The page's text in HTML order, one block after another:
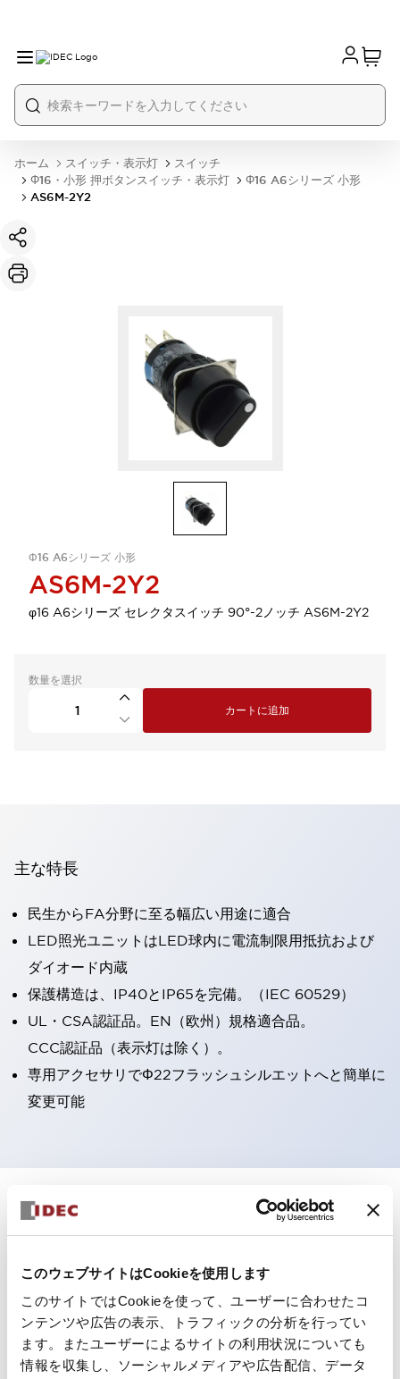
このウェブサイトはCookieを使用します
このサイトではCookieを使って、ユーザーに合わせたコ
ンテンツや広告の表示、トラフィックの分析を行ってい
ます。またユーザーによるサイトの利用状況についても
情報を収集し、ソーシャルメディアや広告配信、データ
ホーム スイッチ・表示灯
スイッチ
Φ16・小形 押ボタンスイッチ・表示灯
Φ16 A6シリーズ 小形
AS6M-2Y2
Φ16 A6シリーズ 小形
AS6M-2Y2
φ16 A6シリーズ セレクタスイッチ 90°-2ノッチ AS6M-2Y2
数量を選択
カートに追加
主な特長
民生からFA分野に至る幅広い用途に適合
LED照光ユニットはLED球内に電流制限用抵抗および
ダイオード内蔵
保護構造は、IP40とIP65を完備。（IEC 60529）
UL・CSA認証品。EN（欧州）規格適合品。
CCC認証品（表示灯は除く）。
専用アクセサリでΦ22フラッシュシルエットへと簡単に
変更可能
仕様 すべて展開+
環境仕様
機能仕様